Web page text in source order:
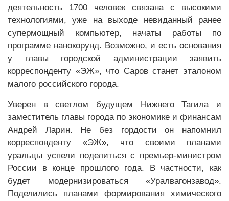
деятельность 1700 человек связана с высокими
технологиями, уже на выходе невиданный ранее
супермощный компьютер, начаты работы по
программе нанокорунд. Возможно, и есть основания
у главы городской администрации заявить
корреспонденту «ЭЖ», что Саров станет эталоном
малого российского города.
Уверен в светлом будущем Нижнего Тагила и
заместитель главы города по экономике и финансам
Андрей Ларин. Не без гордости он напомнил
корреспонденту «ЭЖ», что своими планами
уральцы успели поделиться с премьер-министром
России в конце прошлого года. В частности, как
будет модернизироваться «Уралвагонзавод».
Поделились планами формирования химического